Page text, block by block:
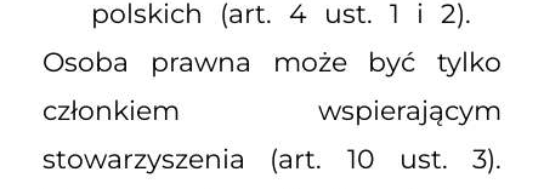
polskich (art. 4 ust. 1 i 2).
Osoba prawna może być tylko
członkiem wspierającym
stowarzyszenia (art. 10 ust. 3).